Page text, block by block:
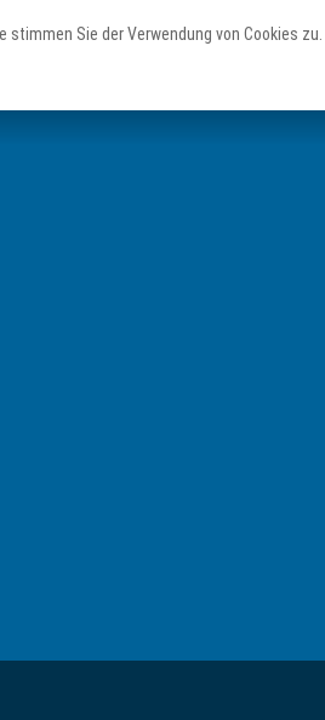
Staunen
Sie der Verwendung von Cookies